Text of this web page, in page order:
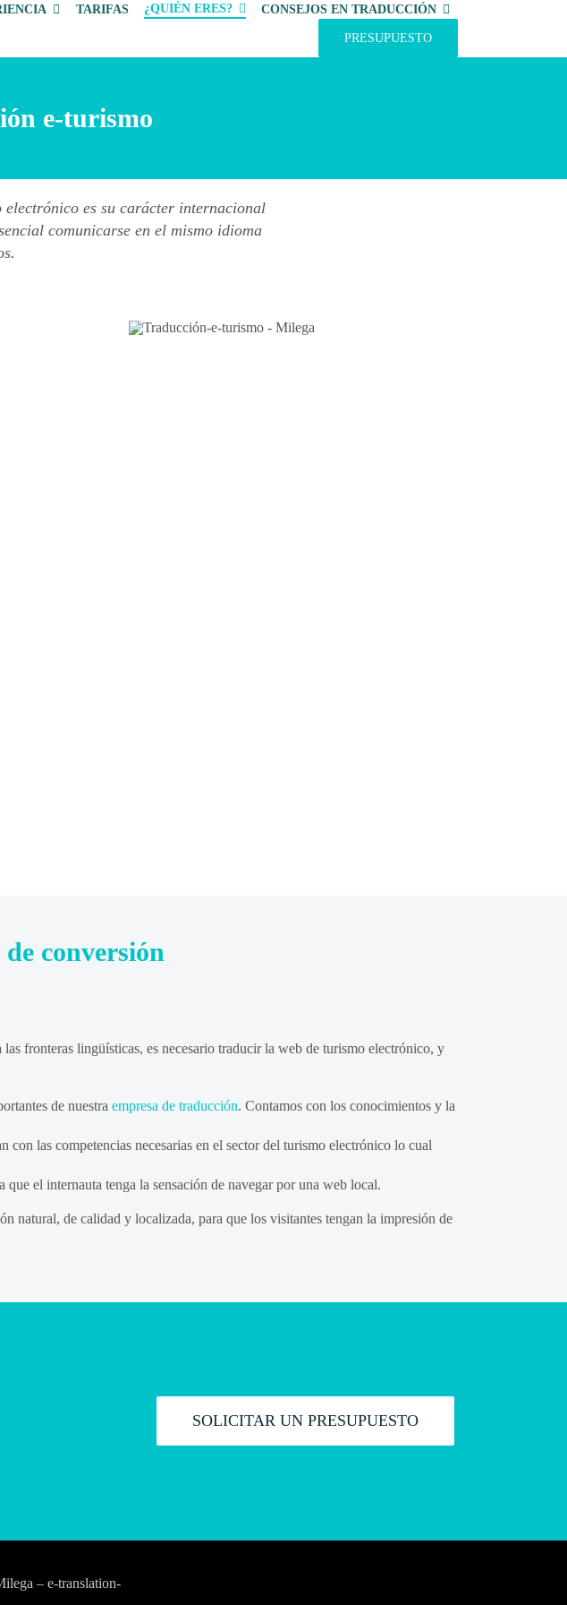
TARIFAS ¿QUIÉN ERES? CONSEJOS EN TRADUCCIÓN
PRESUPUESTO
e-turismo
es su carácter internacional
comunicarse en el mismo idioma
conversión
fronteras lingüísticas, es necesario traducir la web de turismo electrónico, y
de nuestra empresa de traducción. Contamos con los conocimientos y la
con las competencias necesarias en el sector del turismo electrónico lo cual
que el internauta tenga la sensación de navegar por una web local.
natural, de calidad y localizada, para que los visitantes tengan la impresión de
SOLICITAR UN PRESUPUESTO
– e-translation-